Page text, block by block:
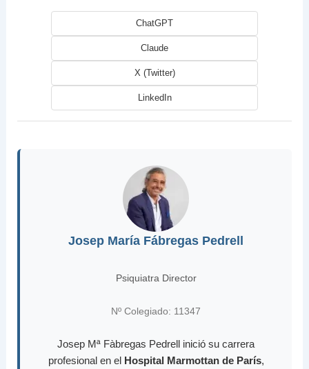
ChatGPT
Claude
X (Twitter)
LinkedIn
Josep María Fábregas Pedrell
Psiquiatra Director
Nº Colegiado: 11347
Josep Mª Fàbregas Pedrell inició su carrera
profesional en el Hospital Marmottan de París,